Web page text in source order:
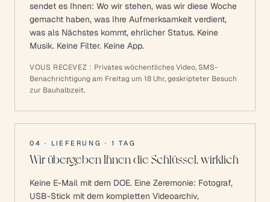
sendet es Ihnen: Wo wir stehen, was wir diese Woche
gemacht haben, was Ihre Aufmerksamkeit verdient,
was als Nächstes kommt, ehrlicher Status. Keine
Musik. Keine Filter. Keine App.
VOUS RECEVEZ : Privates wöchentliches Video, SMS-
Benachrichtigung am Freitag um 18 Uhr, geskripteter Besuch
zur Bauhalbzeit.
04 · LIEFERUNG · 1 TAG
Wir übergeben Ihnen die Schlüssel, wirklich
Keine E-Mail mit dem DOE. Eine Zeremonie: Fotograf,
USB-Stick mit dem kompletten Videoarchiv,